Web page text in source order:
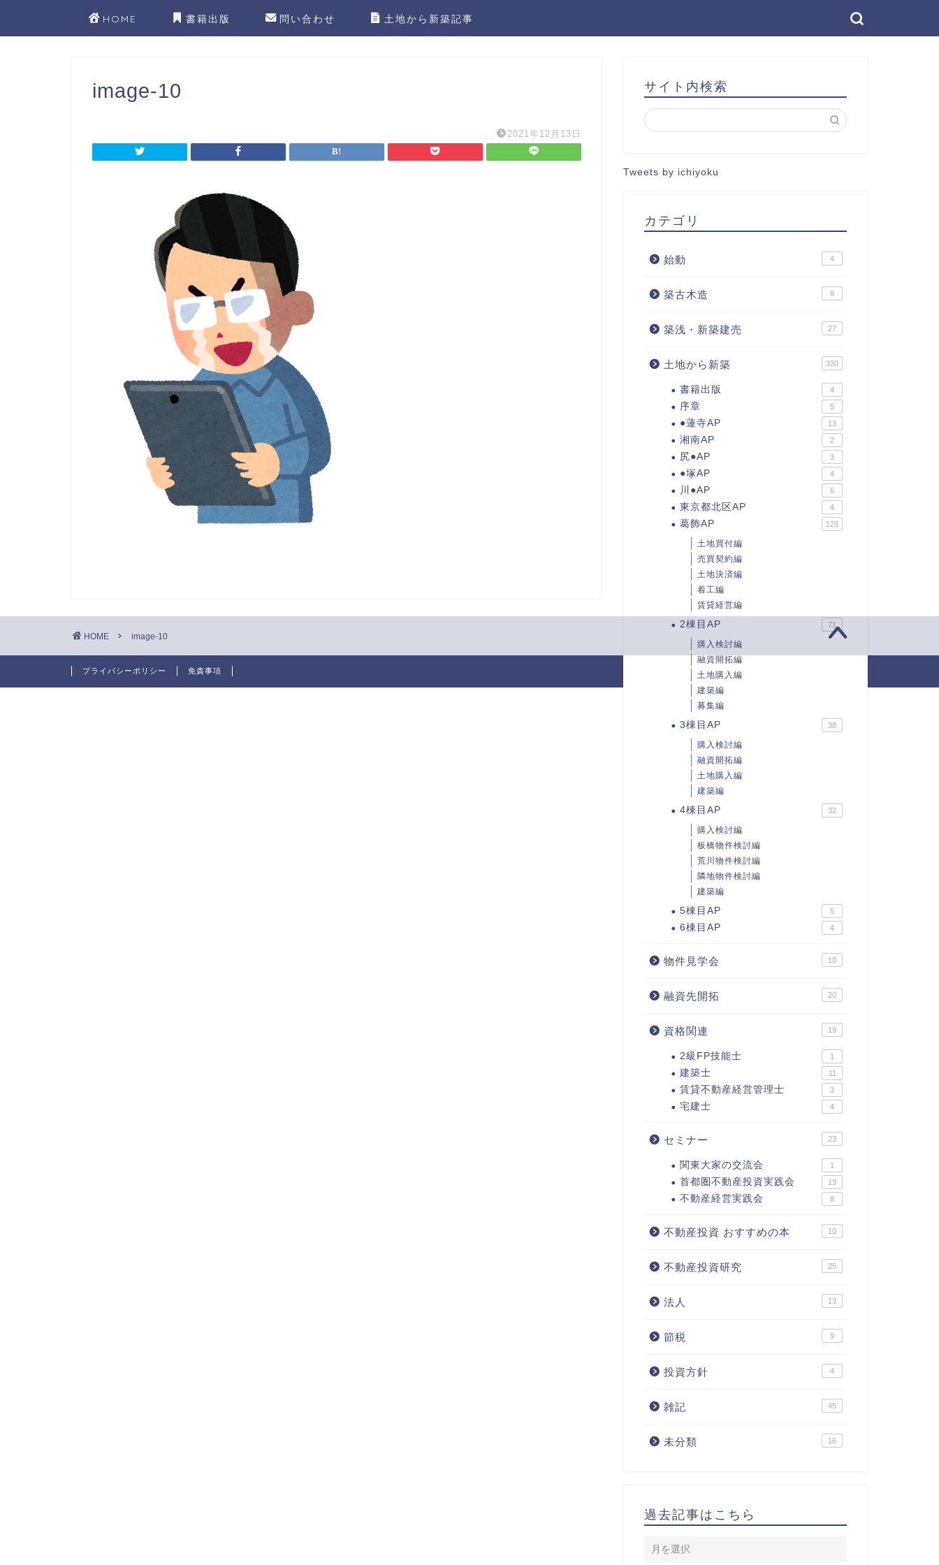
HOME 書籍出版 問い合わせ 土地から新築記事
image-10
2021年12月13日
サイト内検索
Tweets by ichiyoku
カテゴリ
始動 4
築古木造 9
築浅・新築建売 27
土地から新築 330
書籍出版 4
序章 5
●蓮寺AP 13
湘南AP 2
尻●AP 3
●塚AP 4
川●AP 6
東京都北区AP 4
葛飾AP 128
土地買付編
売買契約編
土地決済編
着工編
賃貸経営編
2棟目AP 71
購入検討編
融資開拓編
土地購入編
建築編
募集編
3棟目AP 38
購入検討編
融資開拓編
土地購入編
建築編
4棟目AP 32
購入検討編
板橋物件検討編
荒川物件検討編
隣地物件検討編
建築編
5棟目AP 5
6棟目AP 4
物件見学会 10
融資先開拓 20
資格関連 19
2級FP技能士 1
建築士 11
賃貸不動産経営管理士 3
宅建士 4
セミナー 23
関東大家の交流会 1
首都圏不動産投資実践会 13
不動産経営実践会 8
不動産投資 おすすめの本 10
不動産投資研究 25
法人 13
節税 9
投資方針 4
雑記 45
未分類 16
過去記事はこちら
HOME image-10
プライバシーポリシー 免責事項 2017–2026 ひーやんの欲張り不動産投資